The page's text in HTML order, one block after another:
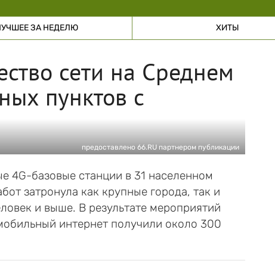
ЗА НЕДЕЛЮ ХИТЫ
сети на Среднем
пунктов с
предоставлено 66.RU партнером публикации
4G-базовые станции в 31 населенном
затронула как крупные города, так и
и выше. В результате мероприятий
интернет получили около 300